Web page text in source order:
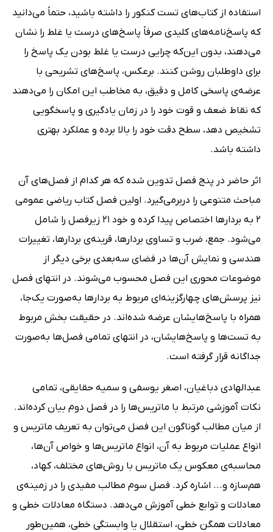
استفاده از کتاب‌های تست کنکور را داشته باشید، حتماً می‌دانید
که پاسخ‌نامه‌های کلیدی صرفاً پاسخ‌های درست یا غلط را نشان
می‌دهند، بدون این‌که چرایی درست یا غلط بودن یک پاسخ را
برای داوطلبان روشن کنند. برعکس، پاسخ‌های تشریحی با
عرضه‌ی پاسخی کامل و دقیق، به مخاطب این امکان را می‌دهند
که نقاط ضعف و قوت خود را در زمان یادگیری و پاسخگویی
تشخیص دهد، سطح دقت خود را بالا برده و عملکرد بهتری
داشته باشد.
اثر حاضر در پنج فصل تدوین شده که هر کدام از فصل‌های آن
مباحث متنوعی را دربرمی‌گیرد. اولین فصل کتاب ریاضی عمومی
2 به بردارها اختصاص پیدا کرده و خود 21 زیرفصل را شامل
می‌شود. جمع، ضرب و تساوی بردارها، قرینه‌ی بردارها، تغییرات
هندسی و نمایش آن‌ها در فضای سه‌بعدی برخی دیگر از
موضوعات محوری این فصل محسوب می‌شوند. در انتهای فصل
نیز پرسش‌های چهارگزینه‌ای مربوط به بردارها به‌صورت یک‌جا،
همراه با پاسخ‌هایشان عرضه شده‌اند. در حقیقت بخش مربوط
به تست‌ها و پاسخ‌هایشان، در انتهای تمامی فصل‌ها به‌صورت
جداگانه قرار گرفته است.
عبدالهادی دباغیان، اصغر یوسفی و سمیه حقایقی، تمامی
نکات آموزشی مرتبط با ماتریس‌ها را در فصل دوم بیان کرده‌اند.
از میان مطالب گوناگون این فصل می‌توان به تعریف ماتریس و
انواع عملیات مربوط به آن، انواع ماتریس‌ها و خواص آن‌ها،
محاسبه‌ی معکوس یک ماتریس با روش‌های مختلف، کهاد،
هم‌سازه و... اشاره کرد. فصل سوم مطالب مفیدی را در زمینه‌ی
معادلات و توابع خطی آموزش می‌دهد. دستگاه معادلات خطی و
معادلات همگن خطی، استقلال یا وابستگی خطی، همین‌طور